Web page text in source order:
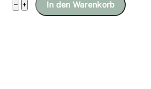
− Notizheft
+ In den Warenkorb